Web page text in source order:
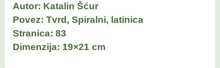
Autor: Katalin Šćur
Povez: Tvrd, Spiralni, latinica
Stranica: 83
Dimenzija: 19×21 cm